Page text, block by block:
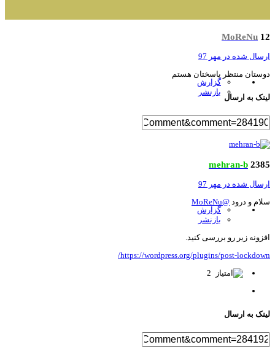
MoReNu
شده در مهر 97
گزارش
بازنشر
منتظر پاسختان هستم
به ارسال
mehran-b
شده در مهر 97
گزارش
بازنشر
و درود @MoReNu
زیر رو بررسی کنید.
https://wordpress.org/plugins/post-
2
به ارسال